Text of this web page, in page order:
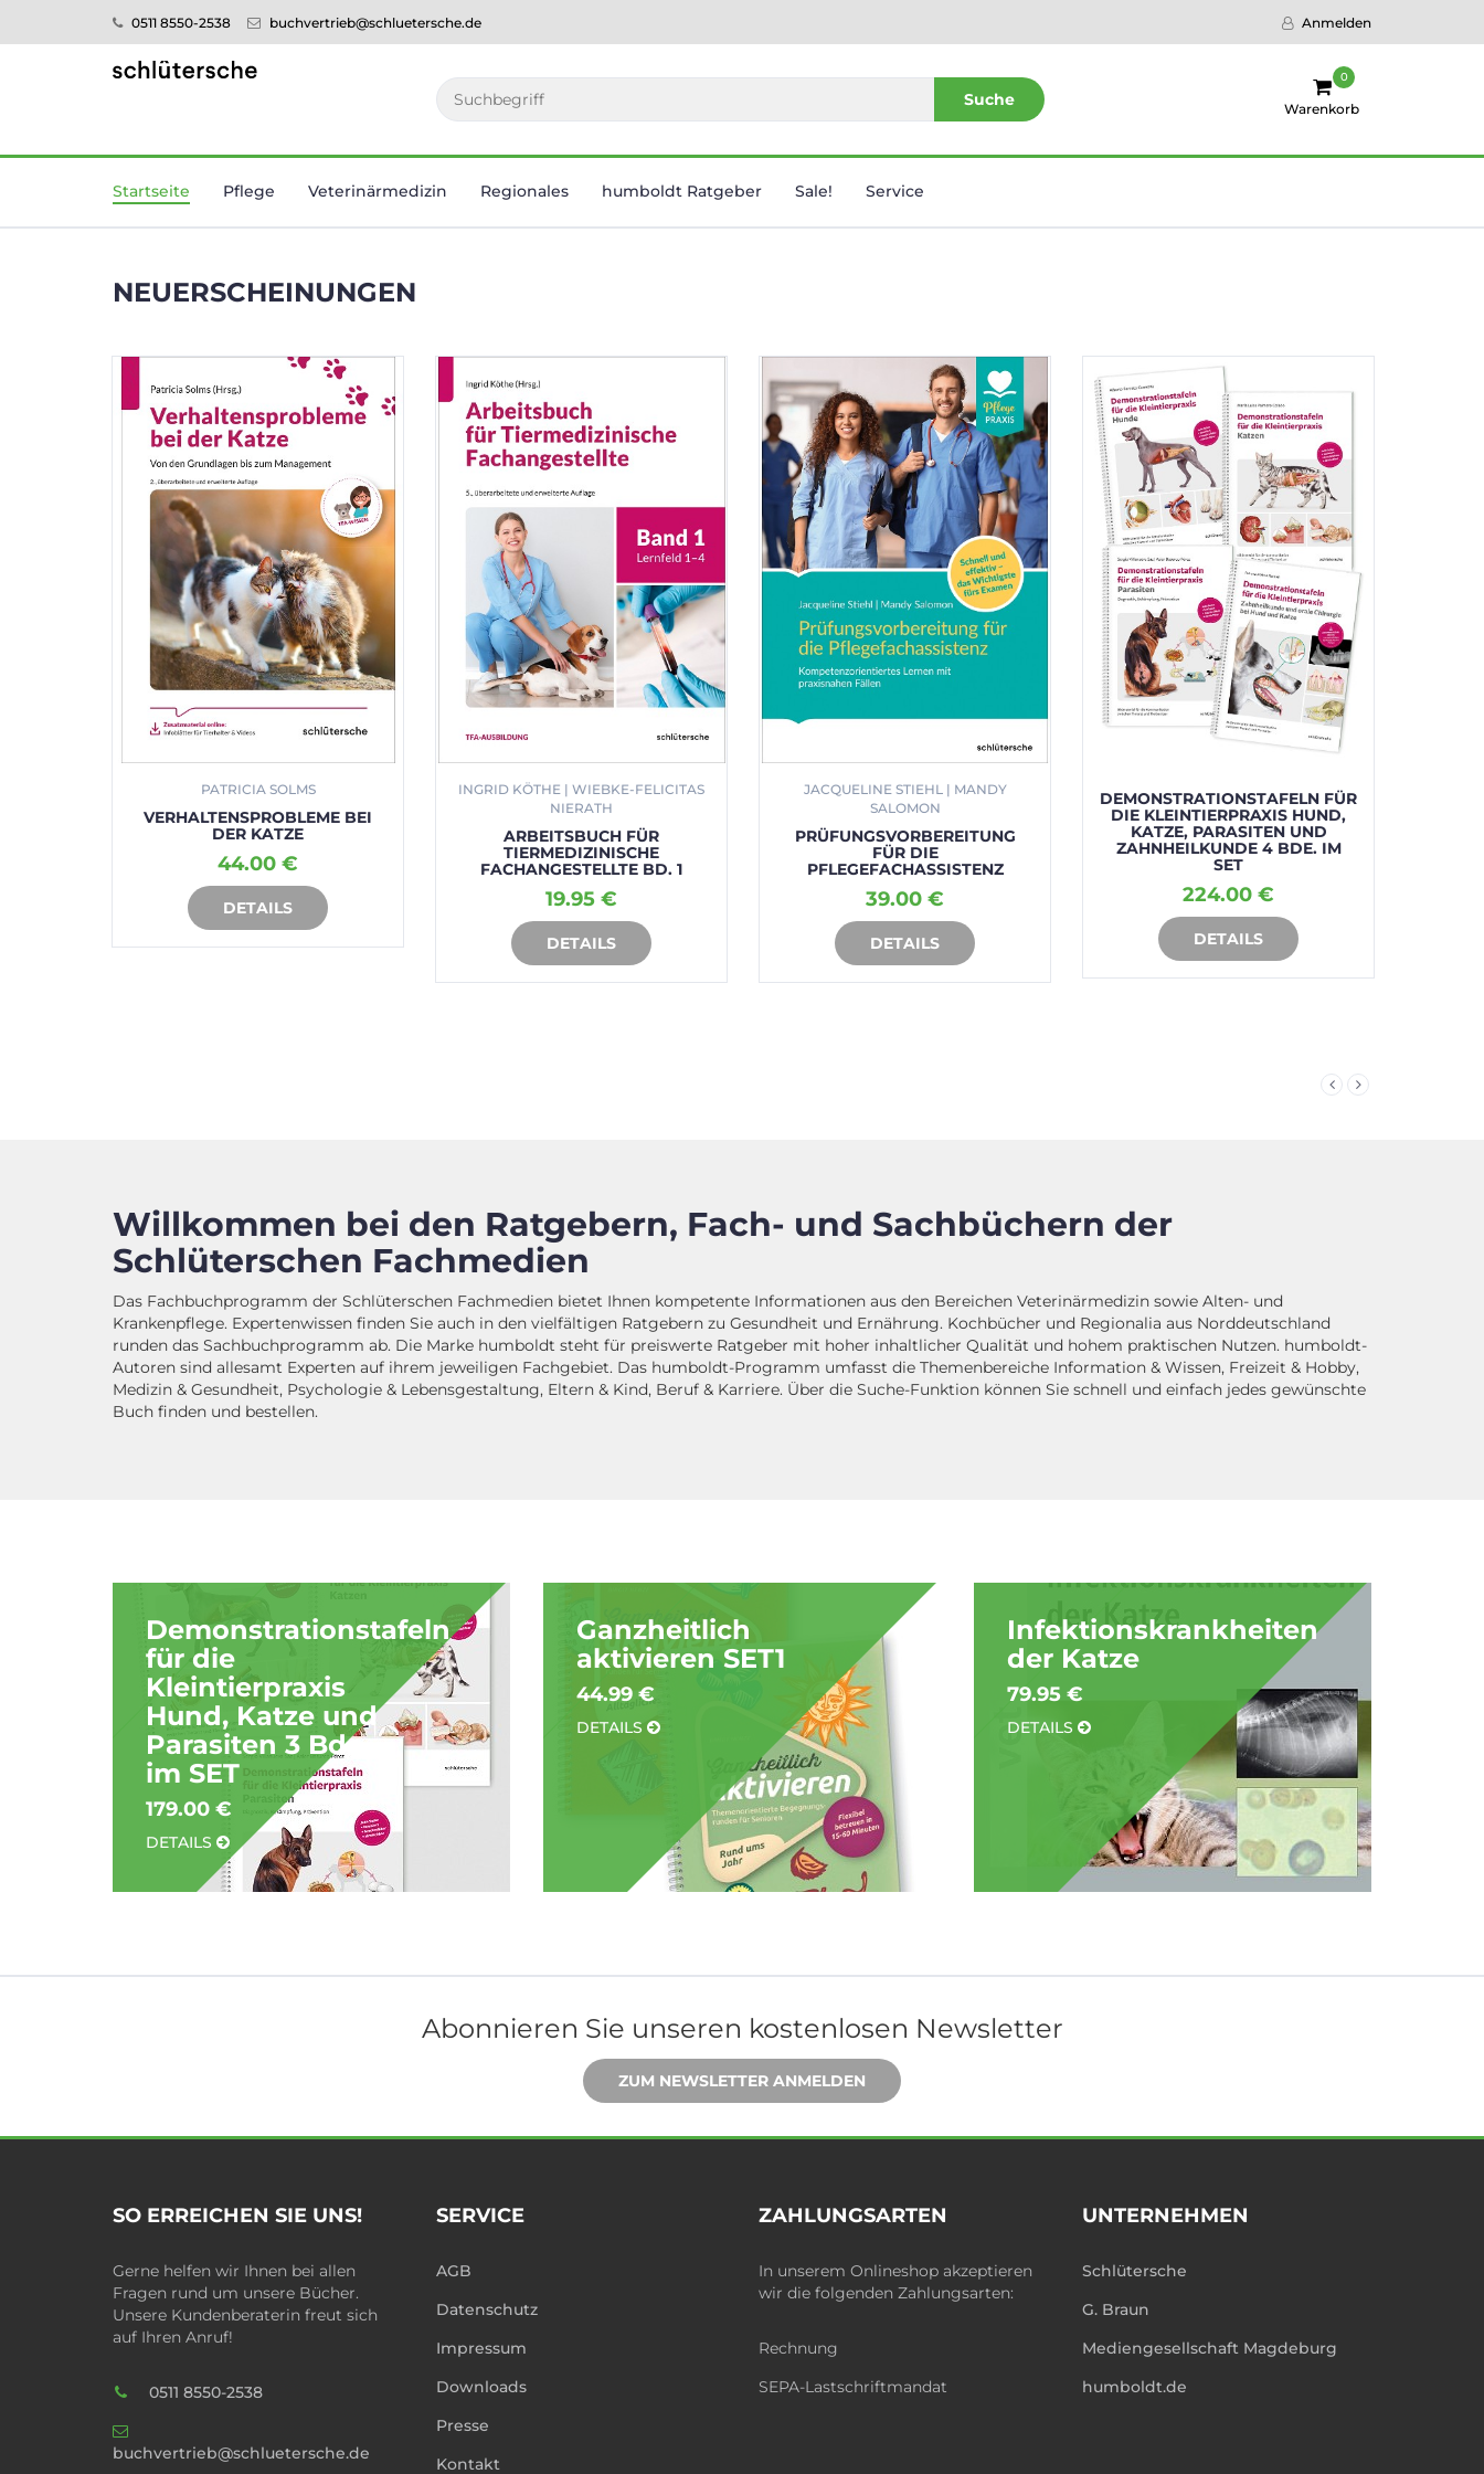
0511 8550-2538 buchvertrieb@schluetersche.de Anmelden
Suche Warenkorb
0
Startseite Pflege Veterinär­medizin Regionales humboldt Ratgeber Sale! Service
NEUERSCHEINUNGEN
PATRICIA SOLMS
VERHALTENSPROBLEME BEI
DER KATZE
44.00 €
DETAILS
IN DEN WARENKORB
INGRID KÖTHE | WIEBKE-FELICITAS
NIERATH
ARBEITSBUCH FÜR
TIERMEDIZINISCHE
FACHANGESTELLTE BD. 1
19.95 €
DETAILS
IN DEN WARENKORB
JACQUELINE STIEHL | MANDY
SALOMON
PRÜFUNGSVORBEREITUNG
FÜR DIE
PFLEGEFACHASSISTENZ
39.00 €
DETAILS
IN DEN WARENKORB
DEMONSTRATIONSTAFELN FÜR
DIE KLEINTIERPRAXIS HUND,
KATZE, PARASITEN UND
ZAHNHEILKUNDE 4 BDE. IM
SET
224.00 €
DETAILS
IN DEN WARENKORB
Willkommen bei den Ratgebern, Fach- und Sachbüchern der
Schlüterschen Fachmedien
Das Fachbuchprogramm der Schlüterschen Fachmedien bietet Ihnen kompetente Informationen aus den Bereichen Veterinärmedizin sowie Alten- und
Krankenpflege. Expertenwissen finden Sie auch in den vielfältigen Ratgebern zu Gesundheit und Ernährung. Kochbücher und Regionalia aus Norddeutschland
runden das Sachbuchprogramm ab. Die Marke humboldt steht für preiswerte Ratgeber mit hoher inhaltlicher Qualität und hohem praktischen Nutzen. humboldt-
Autoren sind allesamt Experten auf ihrem jeweiligen Fachgebiet. Das humboldt-Programm umfasst die Themenbereiche Information & Wissen, Freizeit & Hobby,
Medizin & Gesundheit, Psychologie & Lebensgestaltung, Eltern & Kind, Beruf & Karriere. Über die Suche-Funktion können Sie schnell und einfach jedes gewünschte
Buch finden und bestellen.
Demonstrationstafeln
für die
Kleintierpraxis
Hund, Katze und
Parasiten 3 Bde.
im SET
179.00 €
DETAILS
Ganzheitlich
aktivieren SET1
44.99 €
DETAILS
Infektionskrankheiten
der Katze
79.95 €
DETAILS
Abonnieren Sie unseren kostenlosen Newsletter
ZUM NEWSLETTER ANMELDEN
SO ERREICHEN SIE UNS!
Gerne helfen wir Ihnen bei allen
Fragen rund um unsere Bücher.
Unsere Kundenberaterin freut sich
auf Ihren Anruf!
0511 8550-2538
buchvertrieb@schluetersche.de
SERVICE
AGB
Datenschutz
Impressum
Downloads
Presse
Kontakt
ZAHLUNGSARTEN
In unserem Onlineshop akzeptieren
wir die folgenden Zahlungsarten:
Rechnung
SEPA-Lastschriftmandat
UNTERNEHMEN
Schlütersche
G. Braun
Mediengesellschaft Magdeburg
humboldt.de